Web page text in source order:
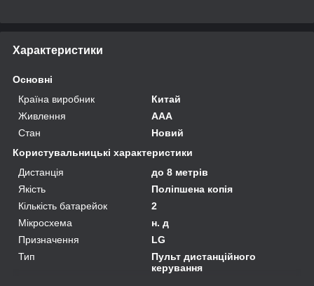
Характеристики
Основні
Країна виробник
Китай
Живлення
AAA
Стан
Новий
Користувальницькі характеристики
Дистанція
до 8 метрів
Якість
Поліпшена копія
Кількість батарейок
2
Мікросхема
н. д
Призначення
LG
Тип
Пульт дистанційного
керування